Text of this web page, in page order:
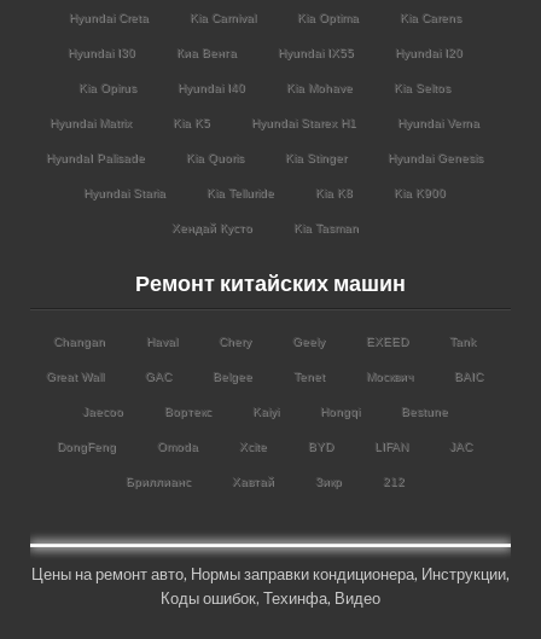
Hyundai Creta Kia Carnival Kia Optima Kia Carens
Hyundai I30 Киа Венга Hyundai IX55 Hyundai I20
Kia Opirus Hyundai I40 Kia Mohave Kia Seltos
Hyundai Matrix Kia K5 Hyundai Starex H1 Hyundai Verna
HyundaI Palisade Kia Quoris Kia Stinger Hyundai Genesis
Hyundai Staria Kia Telluride Kia K8 Kia K900
Хендай Кусто Kia Tasman
Ремонт китайских машин
Changan Haval Chery Geely EXEED Tank
Great Wall GAC Belgee Tenet Москвич BAIC
Jaecoo Вортекс Kaiyi Hongqi Bestune
DongFeng Omoda Xcite BYD LIFAN JAC
Бриллианс Хавтай Зикр 212
Цены на ремонт авто, Нормы заправки кондиционера, Инструкции,
Коды ошибок, Техинфа, Видео